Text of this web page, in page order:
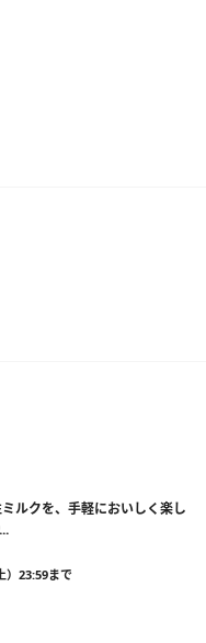
ルクを、手軽においしく楽し
）23:59まで